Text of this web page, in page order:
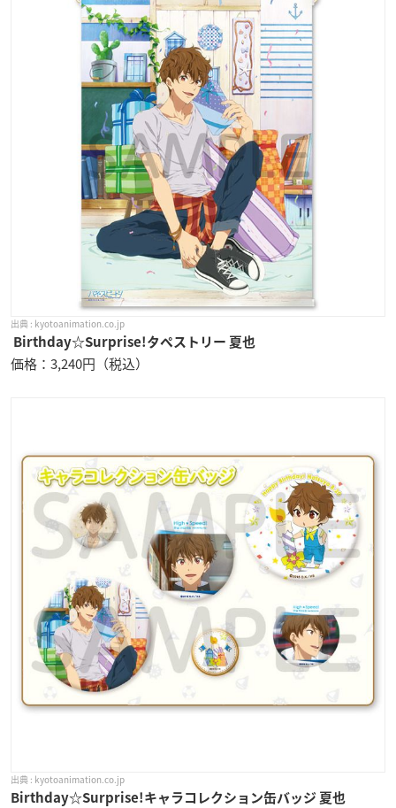
kyotoanimation.co.jp
Birthday☆Surprise!タペストリー 夏也
価格：3,240円（税込）
kyotoanimation.co.jp
Birthday☆Surprise!キャラコレクション缶バッジ 夏也